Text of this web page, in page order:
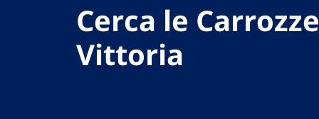
Cerca le
Vittoria